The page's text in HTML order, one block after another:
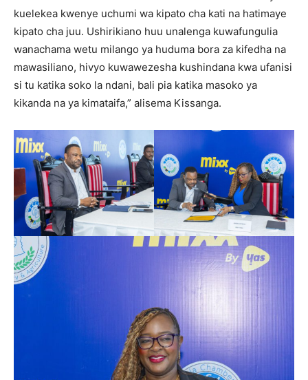
kuelekea kwenye uchumi wa kipato cha kati na hatimaye
kipato cha juu. Ushirikiano huu unalenga kuwafungulia
wanachama wetu milango ya huduma bora za kifedha na
mawasiliano, hivyo kuwawezesha kushindana kwa ufanisi
si tu katika soko la ndani, bali pia katika masoko ya
kikanda na ya kimataifa,” alisema Kissanga.